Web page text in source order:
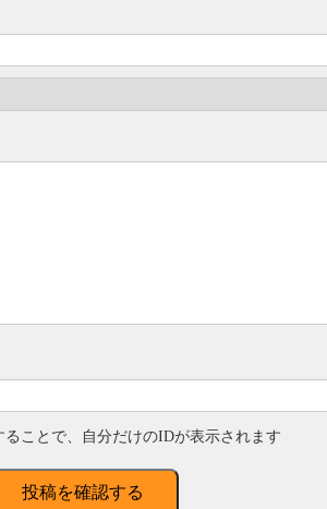
ことで、自分だけのIDが表示されます
投稿を確認する